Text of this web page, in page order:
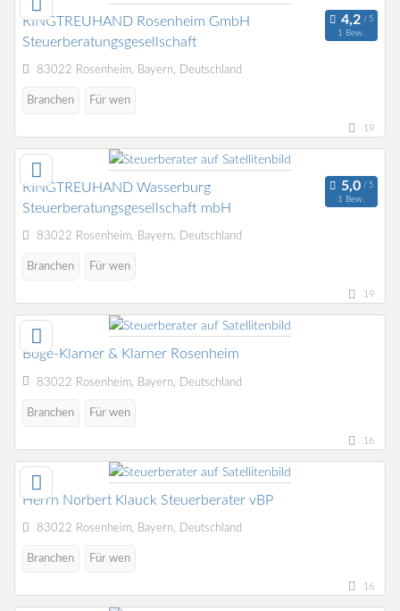
RINGTREUHAND Rosenheim GmbH
Steuerberatungsgesellschaft
1 Bew.
83022 Rosenheim, Bayern, Deutschland
Branchen Für wen
19
RINGTREUHAND Wasserburg
Steuerberatungsgesellschaft mbH
1 Bew.
83022 Rosenheim, Bayern, Deutschland
Branchen Für wen
19
Böge-Klarner & Klarner Rosenheim
83022 Rosenheim, Bayern, Deutschland
Branchen Für wen
16
Herrn Norbert Klauck Steuerberater vBP
83022 Rosenheim, Bayern, Deutschland
Branchen Für wen
16